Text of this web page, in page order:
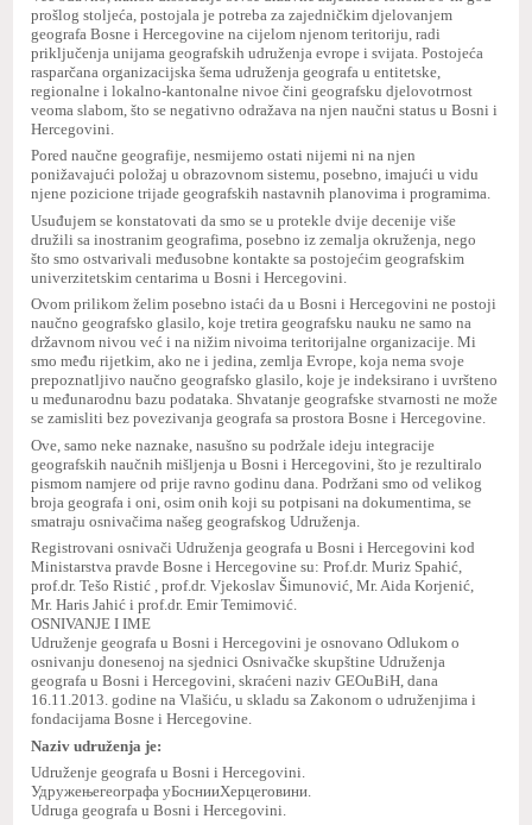
prošlog stoljeća, postojala je potreba za zajedničkim djelovanjem
geografa Bosne i Hercegovine na cijelom njenom teritoriju, radi
priključenja unijama geografskih udruženja evrope i svijata. Postojeća
rasparčana organizacijska šema udruženja geografa u entitetske,
regionalne i lokalno-kantonalne nivoe čini geografsku djelovotrnost
veoma slabom, što se negativno odražava na njen naučni status u Bosni i
Hercegovini.
Pored naučne geografije, nesmijemo ostati nijemi ni na njen
ponižavajući položaj u obrazovnom sistemu, posebno, imajući u vidu
njene pozicione trijade geografskih nastavnih planovima i programima.
Usuđujem se konstatovati da smo se u protekle dvije decenije više
družili sa inostranim geografima, posebno iz zemalja okruženja, nego
što smo ostvarivali međusobne kontakte sa postojećim geografskim
univerzitetskim centarima u Bosni i Hercegovini.
Ovom prilikom želim posebno istaći da u Bosni i Hercegovini ne postoji
naučno geografsko glasilo, koje tretira geografsku nauku ne samo na
državnom nivou već i na nižim nivoima teritorijalne organizacije. Mi
smo među rijetkim, ako ne i jedina, zemlja Evrope, koja nema svoje
prepoznatljivo naučno geografsko glasilo, koje je indeksirano i uvršteno
u međunarodnu bazu podataka. Shvatanje geografske stvarnosti ne može
se zamisliti bez povezivanja geografa sa prostora Bosne i Hercegovine.
Ove, samo neke naznake, nasušno su podržale ideju integracije
geografskih naučnih mišljenja u Bosni i Hercegovini, što je rezultiralo
pismom namjere od prije ravno godinu dana. Podržani smo od velikog
broja geografa i oni, osim onih koji su potpisani na dokumentima, se
smatraju osnivačima našeg geografskog Udruženja.
Registrovani osnivači Udruženja geografa u Bosni i Hercegovini kod
Ministarstva pravde Bosne i Hercegovine su: Prof.dr. Muriz Spahić,
prof.dr. Tešo Ristić , prof.dr. Vjekoslav Šimunović, Mr. Aida Korjenić,
Mr. Haris Jahić i prof.dr. Emir Temimović.
OSNIVANJE I IME
Udruženje geografa u Bosni i Hercegovini je osnovano Odlukom o
osnivanju donesenoj na sjednici Osnivačke skupštine Udruženja
geografa u Bosni i Hercegovini, skraćeni naziv GEOuBiH, dana
16.11.2013. godine na Vlašiću, u skladu sa Zakonom o udruženjima i
fondacijama Bosne i Hercegovine.
Naziv udruženja je:
Udruženje geografa u Bosni i Hercegovini.
Удружењегеографa уБоснииХерцеговини.
Udruga geografa u Bosni i Hercegovini.